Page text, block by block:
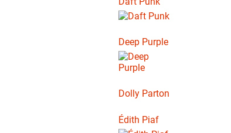
Deep Purple
Dolly Parton
Édith Piaf